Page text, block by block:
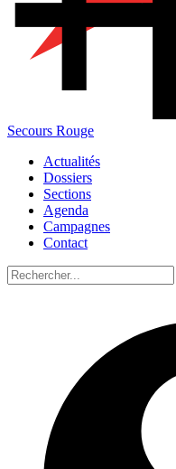
Secours Rouge
Actualités
Dossiers
Sections
Agenda
Campagnes
Contact